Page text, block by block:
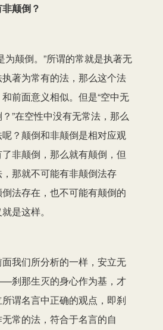
颠倒？
为颠倒。”所谓的常就是执著无
著为常有的法，那么这个法
前面意义相似。但是“空中无
”在空性中没有无常法，那么
？颠倒和非颠倒是相对应观
非颠倒，那么就有颠倒，但
那就不可能有非颠倒法存
法存在，也不可能有颠倒的
是这样。
我们所分析的一样，安立无
刹那生灭的身心作为基，才
谓名言中正确的观点，即刹
常的法，符合于名言的自